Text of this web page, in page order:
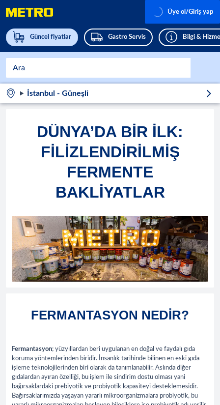
Güncel fiyatlar Gastro Servis Bilgi &
Üye ol/Giriş yap
İstanbul - Güneşli
DÜNYA’DA BIR İLK:
FILIZLENDIRILMIŞ
FERMENTE
BAKLIYATLAR
FERMANTASYON NEDİR?
Fermantasyon; yüzyıllardan beri uygulanan en doğal ve faydalı gıda
koruma yöntemlerinden biridir. İnsanlık tarihinde bilinen en eski gıda
işleme teknolojilerinden biri olarak da tanımlanabilir. Aslında diğer
gıdalardan ayıran özelliği, bu işlem ile sindirim dostu olması yani
bağırsaklardaki prebiyotik ve probiyotik kapasiteyi desteklemesidir.
Bağırsaklarımızda yaşayan yararlı mikroorganizmalara probiyotik, bu